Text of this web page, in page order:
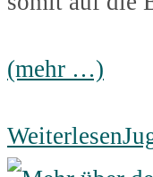
(mehr …)
Weiterlesen